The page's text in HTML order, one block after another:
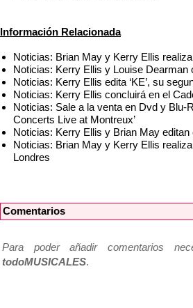
Información Relacionada
Noticias: Brian May y Kerry Ellis
Noticias: Kerry Ellis y Louise
Noticias: Kerry Ellis edita ‘KE’, su
Noticias: Kerry Ellis concluirá en el
Noticias: Sale a la venta en Dvd y Blu-
Concerts Live at Montreux’
Noticias: Kerry Ellis y Brian May editan
Noticias: Brian May y Kerry Ellis
Londres
Comentarios
Para poder añadir comentarios
todoMUSICALES.